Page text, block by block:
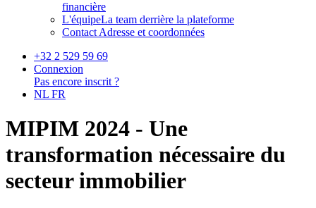
financière
L'équipeLa team derrière la plateforme
Contact Adresse et coordonnées
+32 2 529 59 69
Connexion
Pas encore inscrit ?
NL FR
MIPIM 2024 - Une
transformation nécessaire du
secteur immobilier